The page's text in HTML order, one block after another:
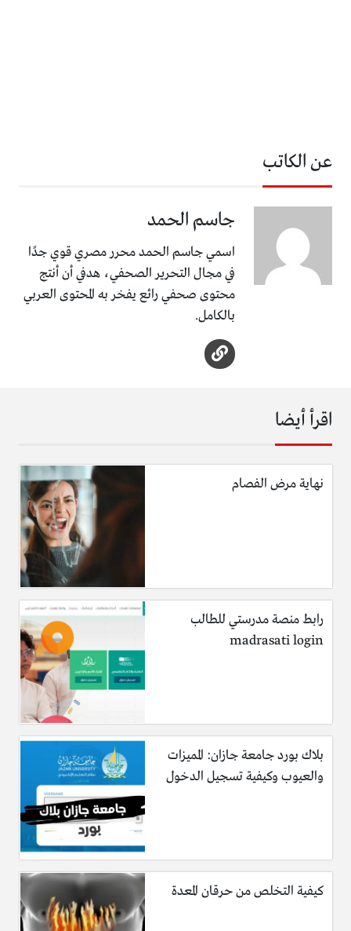
عن الكاتب
جاسم الحمد
اسمي جاسم الحمد محرر مصري قوي جدًا
في مجال التحرير الصحفي، هدفي أن أنتج
محتوى صحفي رائع يفخر به المحتوى العربي
بالكامل.
اقرأ أيضا
نهاية مرض الفصام
رابط منصة مدرستي للطالب
madrasati login
بلاك بورد جامعة جازان: المميزات
والعيوب وكيفية تسجيل الدخول
كيفية التخلص من حرقان المعدة